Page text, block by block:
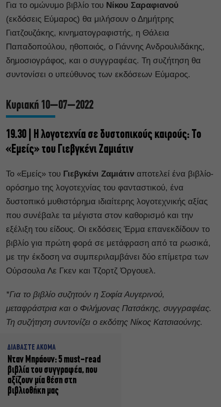
Για το ομώνυμο βιβλίο του Νίκου Σαραφιανού
(εκδόσεις Εύμαρος) θα μιλήσουν ο Δημήτρης
Γιατζουζάκης, κινηματογραφιστής, η Θάλεια
Παπαδοπούλου, ηθοποιός, ο Γιάννης Ανδρουλιδάκης,
δημοσιογράφος, και ο συγγραφέας. Τη συζήτηση θα
συντονίσει ο υπεύθυνος των εκδόσεων Εύμαρος.
Κυριακή 10–07–2022
19.30 | Η λογοτεχνία σε δυστοπικούς καιρούς: Το
«Εμείς» του Γιεβγκένι Ζαμιάτιν
Το «Εμείς» του Γιεβγκένι Ζαμιάτιν αποτελεί ένα βιβλίο-
ορόσημο της λογοτεχνίας του φανταστικού, ένα
δυστοπικό μυθιστόρημα ιδιαίτερης λογοτεχνικής αξίας
που συνέβαλε τα μέγιστα στον καθορισμό και την
εξέλιξη του είδους. Οι εκδόσεις Έρμα επανεκδίδουν το
βιβλίο για πρώτη φορά σε μετάφραση από τα ρωσικά,
με την έκδοση να συμπεριλαμβάνει δύο επίμετρα των
Ούρσουλα Λε Γκεν και Τζορτζ Όργουελ.
*Για το βιβλίο συζητούν η Σοφία Αυγερινού,
μεταφράστρια και ο Φιλήμονας Πατσάκης, συγγραφέας.
Τη συζήτηση συντονίζει ο εκδότης Νίκος Κατσιαούνης.
ΔΙΑΒΑΣΤΕ ΑΚΟΜΑ
Νταν Μπράουν: 5 must-read
βιβλία του συγγραφέα, που
αξίζουν μία θέση στη
βιβλιοθήκη μας